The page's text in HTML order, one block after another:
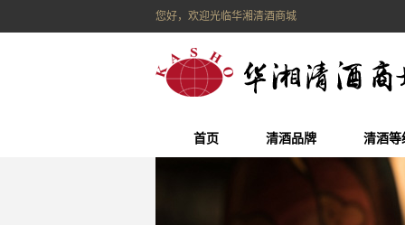
您好，欢迎光临华湘清酒商城
首页 清酒品牌 清酒等